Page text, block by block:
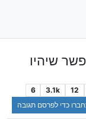
שיהיו
12
3.1k
6
כדי לפרסם תגובה